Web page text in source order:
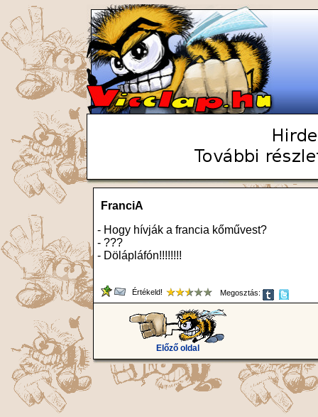
FranciA
- Hogy hívják a francia kőművest?
- ???
- Dölápláfón!!!!!!!!
Értékeld! Megosztás:
Előző oldal